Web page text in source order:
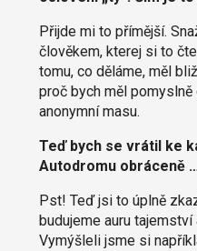
Přijde mi to přímější.
člověkem, kterej si to
tomu, co děláme, měl
proč bych měl
anonymní masu.
Teď bych se vrátil ke
Autodromu obráceně
Pst! Teď jsi to úplně
budujeme auru
Vymýšleli jsme si